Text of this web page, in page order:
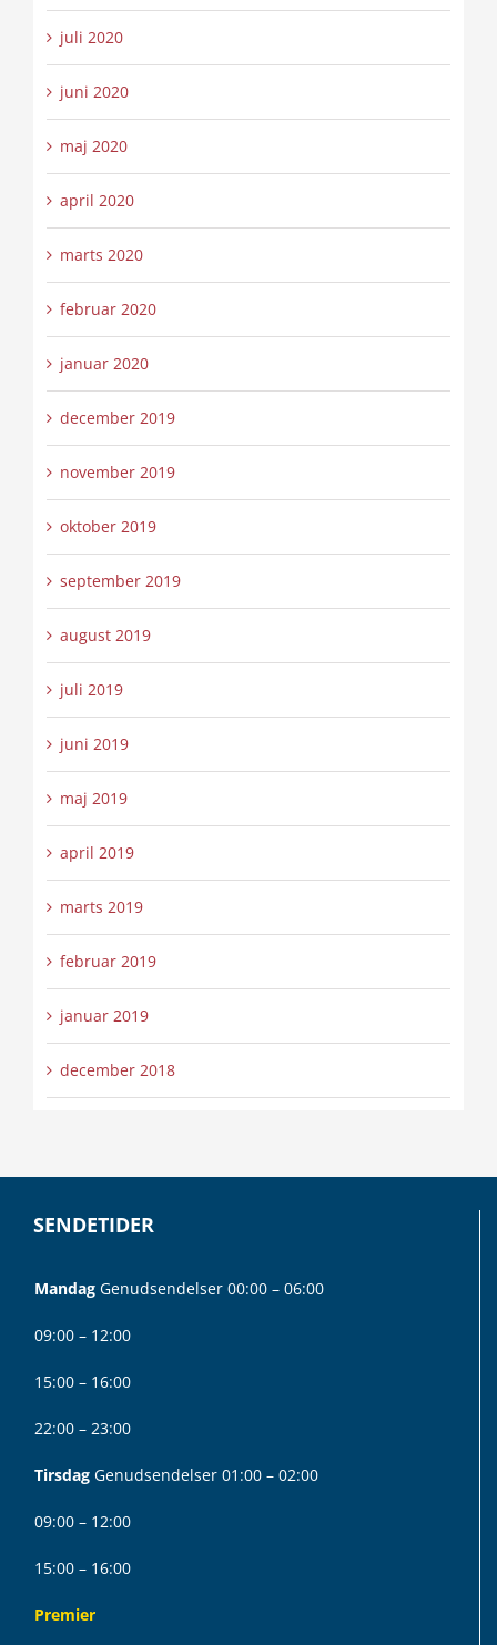
juli 2020
juni 2020
maj 2020
april 2020
marts 2020
februar 2020
januar 2020
december 2019
november 2019
oktober 2019
september 2019
august 2019
juli 2019
juni 2019
maj 2019
april 2019
marts 2019
februar 2019
januar 2019
december 2018
SENDETIDER
Mandag Genudsendelser 00:00 – 06:00
09:00 – 12:00
15:00 – 16:00
22:00 – 23:00
Tirsdag Genudsendelser 01:00 – 02:00
09:00 – 12:00
15:00 – 16:00
Premier